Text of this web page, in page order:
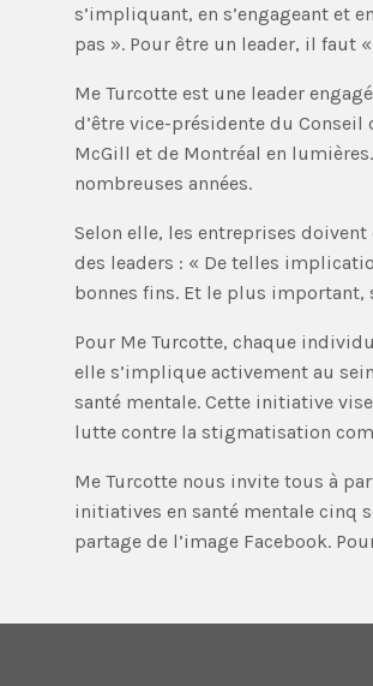
s’impliquant, en s’engageant et
pas ». Pour être un leader, il faut
Me Turcotte est une leader
d’être vice-présidente du
McGill et de Montréal en
nombreuses années.
Selon elle, les entreprises
des leaders : « De telles
bonnes fins. Et le plus important,
Pour Me Turcotte, chaque
elle s’implique activement au
santé mentale. Cette initiative
lutte contre la stigmatisation
Me Turcotte nous invite tous à
initiatives en santé mentale cinq
partage de l’image Facebook.